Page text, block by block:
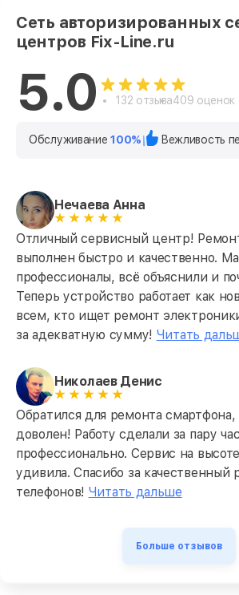
Сеть авторизированных
центров Fix-Line.ru
5.0 132 отзыва409 оценок
Обслуживание100% Вежливость
Нечаева Анна
Отличный сервисный центр!
выполнен быстро и качественно.
профессионалы, всё объяснили и
Теперь устройство работает как
всем, кто ищет ремонт
за адекватную сумму! Читать
Николаев Денис
Обратился для ремонта смартфона,
доволен! Работу сделали за пару
профессионально. Сервис на
удивила. Спасибо за качественный
телефонов! Читать дальше
Больше отзывов